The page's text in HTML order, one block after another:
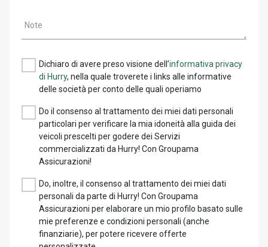
Note
Dichiaro di avere preso visione dell’informativa privacy
di Hurry, nella quale troverete i links alle informative
delle società per conto delle quali operiamo
Do il consenso al trattamento dei miei dati personali
particolari per verificare la mia idoneità alla guida dei
veicoli prescelti per godere dei Servizi
commercializzati da Hurry! Con Groupama
Assicurazioni!
Do, inoltre, il consenso al trattamento dei miei dati
personali da parte di Hurry! Con Groupama
Assicurazioni per elaborare un mio profilo basato sulle
mie preferenze e condizioni personali (anche
finanziarie), per potere ricevere offerte